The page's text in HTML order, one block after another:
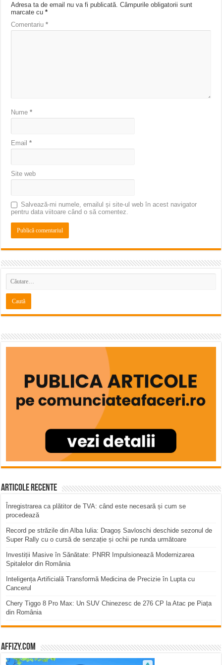
Adresa ta de email nu va fi publicată. Câmpurile obligatorii sunt
marcate cu*
Comentariu*
Nume*
Email*
Site web
Salvează-mi numele, emailul și site-ul web în acest navigator
pentru data viitoare când o să comentez.
Articole recente
Înregistrarea ca plătitor de TVA: când este necesară și cum se
procedează
Record pe străzile din Alba Iulia: Dragoș Savloschi deschide sezonul de
Super Rally cu o cursă de senzație și ochii pe runda următoare
Investiții Masive în Sănătate: PNRR Impulsionează Modernizarea
Spitalelor din România
Inteligența Artificială Transformă Medicina de Precizie în Lupta cu
Cancerul
Chery Tiggo 8 Pro Max: Un SUV Chinezesc de 276 CP la Atac pe Piața
din România
affizy.com